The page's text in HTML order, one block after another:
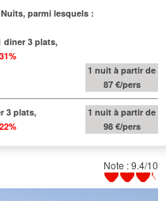
parmi lesquels :
diner 3 plats,
1 nuit à partir de
87 €/pers
3 plats,
1 nuit à partir de
98 €/pers
Note : 9.4/10